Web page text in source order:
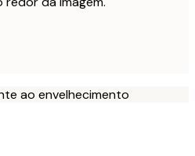
ao envelhecimento